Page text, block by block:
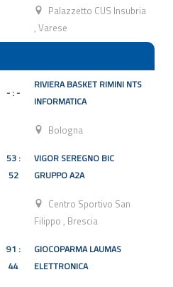
Palazzetto CUS Insubria
, Varese
- : -
RIVIERA BASKET RIMINI NTS
INFORMATICA
Bologna
53 :
52
VIGOR SEREGNO BIC
GRUPPO A2A
Centro Sportivo San
Filippo , Brescia
91 :
44
GIOCOPARMA LAUMAS
ELETTRONICA